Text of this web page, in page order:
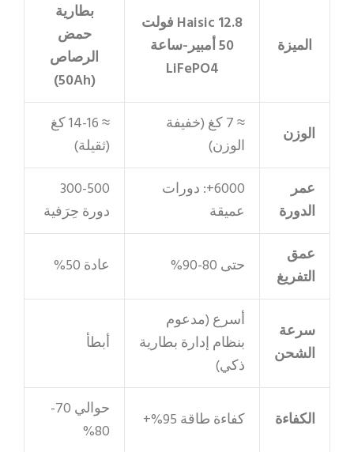
الميزة
Haisic 12.8 فولت
50 أمبير-ساعة
LiFePO4
بطارية
حمض
الرصاص
(50Ah)
الوزن
≈ 7 كغ (خفيفة
الوزن)
≈ 14-16 كغ
(ثقيلة)
عمر
الدورة
6000+: دورات
عميقة
300-500
دورة حِرَفية
عمق
التفريغ
حتى 80-90% عادة 50%
سرعة
الشحن
أسرع (مدعوم
بنظام إدارة بطارية
ذكي)
أبطأ
الكفاءة كفاءة طاقة 95%+
حوالي 70-
80%